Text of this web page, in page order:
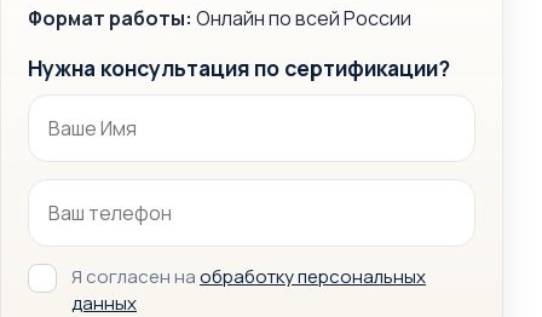
Формат работы: Онлайн по всей России
Нужна консультация по сертификации?
Я согласен наобработку персональных
данных